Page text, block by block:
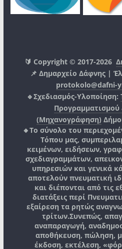
🔰 Copyright © 2017-2026
📌 Δημαρχείο Δάφνης |
protokolo@dafni-
🔹Σχεδιασμός-Υλοποίηση:
(Μηχανογράφηση)
🔸Το σύνολο του
Τόπου μας,
κειμένων, ειδήσεων,
σχεδιαγραμμάτων,
υπηρεσιών και γενικά
αποτελούν πνευματική
και διέπονται από τις
διατάξεις περί
εξαίρεση τα ρητώς
τρίτων.Συνεπώς,
αναπαραγωγή,
αποθήκευση, πώληση,
έκδοση, εκτέλεση,